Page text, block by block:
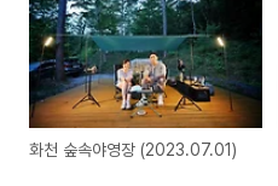
화천 숲속야영장 (2023.07.01)